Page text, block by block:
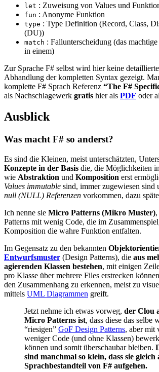
let : Zuweisung von Values und
fun : Anonyme Funktion
type : Type Definition (Record, Class,
(DU))
match : Fallunterscheidung (das
in einem)
Zur Sprache F# selbst wird hier keine
Abhandlung der kompletten Syntax gezeigt.
komplette F# Sprach Referenz “The F#
als Nachschlagewerk gratis hier als PDF oder
Ausblick
Was macht F# so anderst?
Es sind die Kleinen, meist unterschätzten,
Konzepte in der Basis die, die Möglichkeiten
wie Abstraktion und Komposition erst
Values immutable sind, immer zugewiesen sind
null (NULL) Referenzen vorkommen, dazu
Ich nenne sie Micro Patterns (Mikro Muster)
Patterns mit wenig Code, die im
Komposition die wahre Funktion entfalten.
Im Gegensatz zu den bekannten
Entwurfsmuster (Design Patterns), die aus
agierenden Klassen bestehen, mit einigen
pro Klasse über mehrere Files erstrecken
den Zusammenhang zu erkennen, meist zu
mittels UML Diagrammen greift.
Jetzt nehme ich etwas vorweg, der Clou
Micro Patterns ist, dass diese das selbe
“riesigen” GoF Design Patterns, aber mit
weniger Code (und ohne Klassen)
können und somit überschaubar bleiben.
sind manchmal so klein, dass sie gleich
Sprachbestandteil von F# aufgehen.